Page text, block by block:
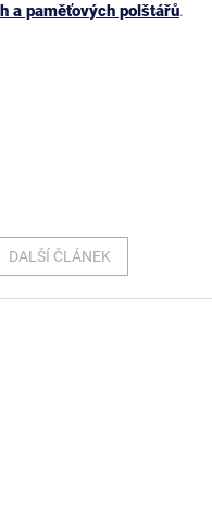
a paměťových polštářů.
DALŠÍ ČLÁNEK